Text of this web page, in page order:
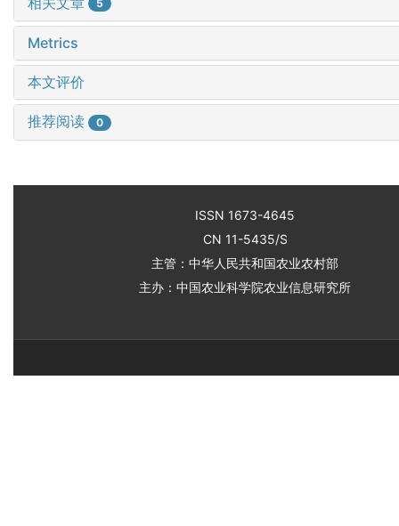
5
Metrics
本文评价
推荐阅读 0
ISSN 1673-4645
CN 11-5435/S
主管：中华人民共和国农业农村部
主办：中国农业科学院农业信息研究所